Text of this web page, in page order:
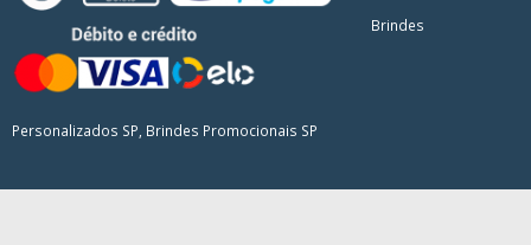
Brindes
Personalizados SP, Brindes Promocionais SP